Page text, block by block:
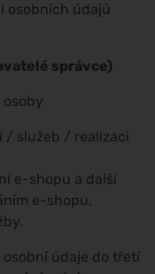
údajů
správce)
služeb / realizaci
e-shopu a další
e-shopu,
údaje do třetí